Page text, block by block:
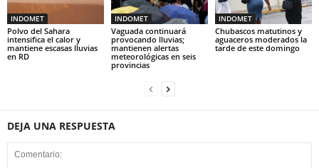
INDOMET
Polvo del Sahara
intensifica el calor y
mantiene escasas lluvias
en RD
INDOMET
Vaguada continuará
provocando lluvias;
mantienen alertas
meteorológicas en seis
provincias
INDOMET
Chubascos matutinos y
aguaceros moderados la
tarde de este domingo
DEJA UNA RESPUESTA